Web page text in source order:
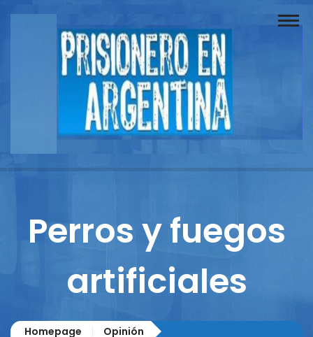
Buscador
Documentos
Reportajes
Perros y fuegos
artificiales
Homepage
Opinión